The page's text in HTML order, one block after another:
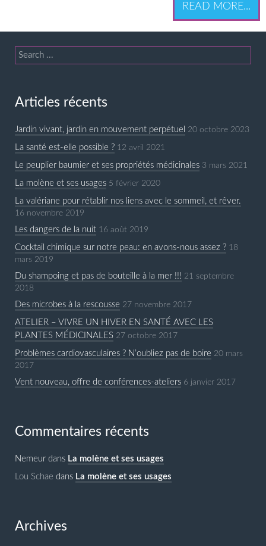
READ MORE...
Articles récents
Jardin vivant, jardin en mouvement perpétuel 20 octobre 2023
La santé est-elle possible ? 12 avril 2021
Le peuplier baumier et ses propriétés médicinales 3 mars 2021
La molène et ses usages 5 février 2020
La valériane pour rétablir nos liens avec le sommeil, et rêver.
16 novembre 2019
Les dangers de la nuit 16 août 2019
Cocktail chimique sur notre peau: en avons-nous assez ? 18
mars 2019
Du shampoing et pas de bouteille à la mer !!! 21 septembre
2018
Des microbes à la rescousse 27 novembre 2017
ATELIER – VIVRE UN HIVER EN SANTÉ AVEC LES
PLANTES MÉDICINALES 27 octobre 2017
Problèmes cardiovasculaires ? N’oubliez pas de boire 20 mars
2017
Vent nouveau, offre de conférences-ateliers 6 janvier 2017
Commentaires récents
Nemeur dans La molène et ses usages
Lou Schae dans La molène et ses usages
Archives